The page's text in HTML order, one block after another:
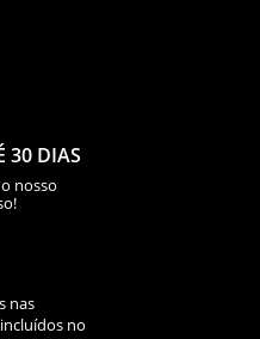
30 DIAS
nosso
nas
no